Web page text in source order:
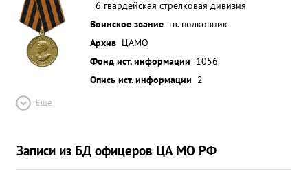
6 гвардейская стрелковая дивизия
Воинское звание гв. полковник
Архив ЦАМО
Фонд ист. информации 1056
Опись ист. информации 2
Ещё
Записи из БД офицеров ЦА МО РФ